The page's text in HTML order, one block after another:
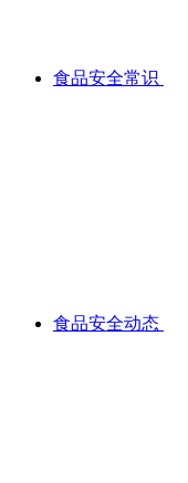
食品安全常识
食品安全动态